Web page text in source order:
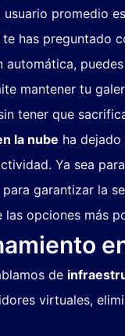
promedio
has
mantener tu
tener que
la nube ha
Ya sea
garantizar la
las opciones más
de
virtuales,